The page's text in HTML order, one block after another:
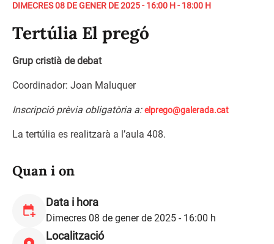
DIMECRES 08 DE GENER DE 2025 - 16:00 H - 18:00 H
Tertúlia El pregó
Grup cristià de debat
Coordinador: Joan Maluquer
Inscripció prèvia obligatòria a:elprego@galerada.cat
La tertúlia es realitzarà a l’aula 408.
Quan i on
Data i hora
Dimecres 08 de gener de 2025 - 16:00 h
Localització